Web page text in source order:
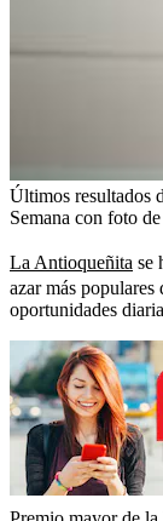
Últimos resultados
Semana con foto
La Antioqueñita se
azar más
oportunidades